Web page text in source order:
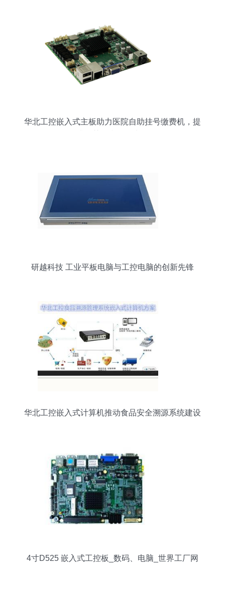
华北工控嵌入式主板助力医院自助挂号缴费机，提
研越科技 工业平板电脑与工控电脑的创新先锋
华北工控嵌入式计算机推动食品安全溯源系统建设
4寸D525 嵌入式工控板_数码、电脑_世界工厂网